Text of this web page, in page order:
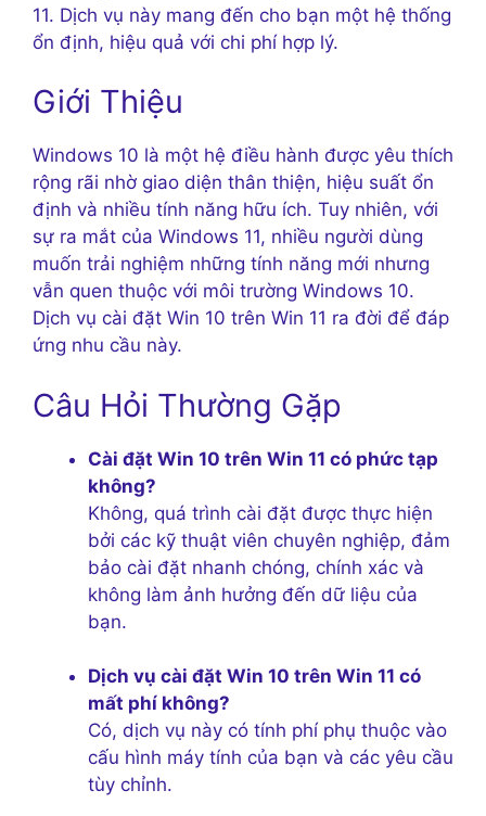
11. Dịch vụ này mang đến cho bạn một hệ thống
ổn định, hiệu quả với chi phí hợp lý.
Giới Thiệu
Windows 10 là một hệ điều hành được yêu thích
rộng rãi nhờ giao diện thân thiện, hiệu suất ổn
định và nhiều tính năng hữu ích. Tuy nhiên, với
sự ra mắt của Windows 11, nhiều người dùng
muốn trải nghiệm những tính năng mới nhưng
vẫn quen thuộc với môi trường Windows 10.
Dịch vụ cài đặt Win 10 trên Win 11 ra đời để đáp
ứng nhu cầu này.
Câu Hỏi Thường Gặp
Cài đặt Win 10 trên Win 11 có phức tạp
không?
Không, quá trình cài đặt được thực hiện
bởi các kỹ thuật viên chuyên nghiệp, đảm
bảo cài đặt nhanh chóng, chính xác và
không làm ảnh hưởng đến dữ liệu của
bạn.
Dịch vụ cài đặt Win 10 trên Win 11 có
mất phí không?
Có, dịch vụ này có tính phí phụ thuộc vào
cấu hình máy tính của bạn và các yêu cầu
tùy chỉnh.